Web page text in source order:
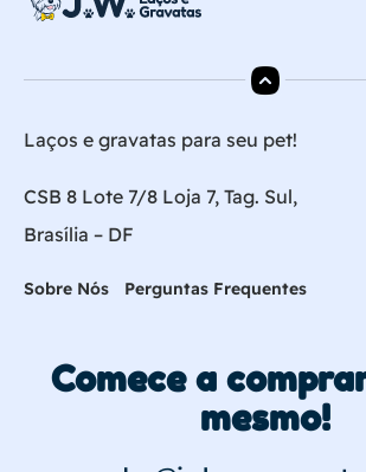
Laços e gravatas para seu pet!
CSB 8 Lote 7/8 Loja 7, Tag. Sul,
Brasília – DF
Sobre Nós Perguntas Frequentes
Comece a
mesmo!